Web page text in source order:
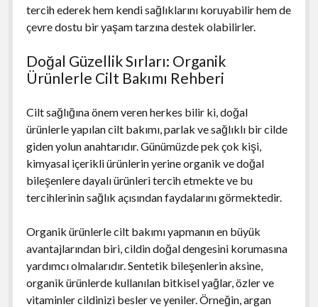
tercih ederek hem kendi sağlıklarını koruyabilir hem de
çevre dostu bir yaşam tarzına destek olabilirler.
Doğal Güzellik Sırları: Organik
Ürünlerle Cilt Bakımı Rehberi
Cilt sağlığına önem veren herkes bilir ki, doğal
ürünlerle yapılan cilt bakımı, parlak ve sağlıklı bir cilde
giden yolun anahtarıdır. Günümüzde pek çok kişi,
kimyasal içerikli ürünlerin yerine organik ve doğal
bileşenlere dayalı ürünleri tercih etmekte ve bu
tercihlerinin sağlık açısından faydalarını görmektedir.
Organik ürünlerle cilt bakımı yapmanın en büyük
avantajlarından biri, cildin doğal dengesini korumasına
yardımcı olmalarıdır. Sentetik bileşenlerin aksine,
organik ürünlerde kullanılan bitkisel yağlar, özler ve
vitaminler cildinizi besler ve yeniler. Örneğin, argan